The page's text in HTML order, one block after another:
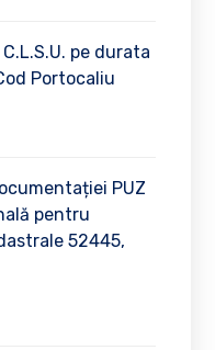
pe durata
Portocaliu
PUZ
pentru
52445,